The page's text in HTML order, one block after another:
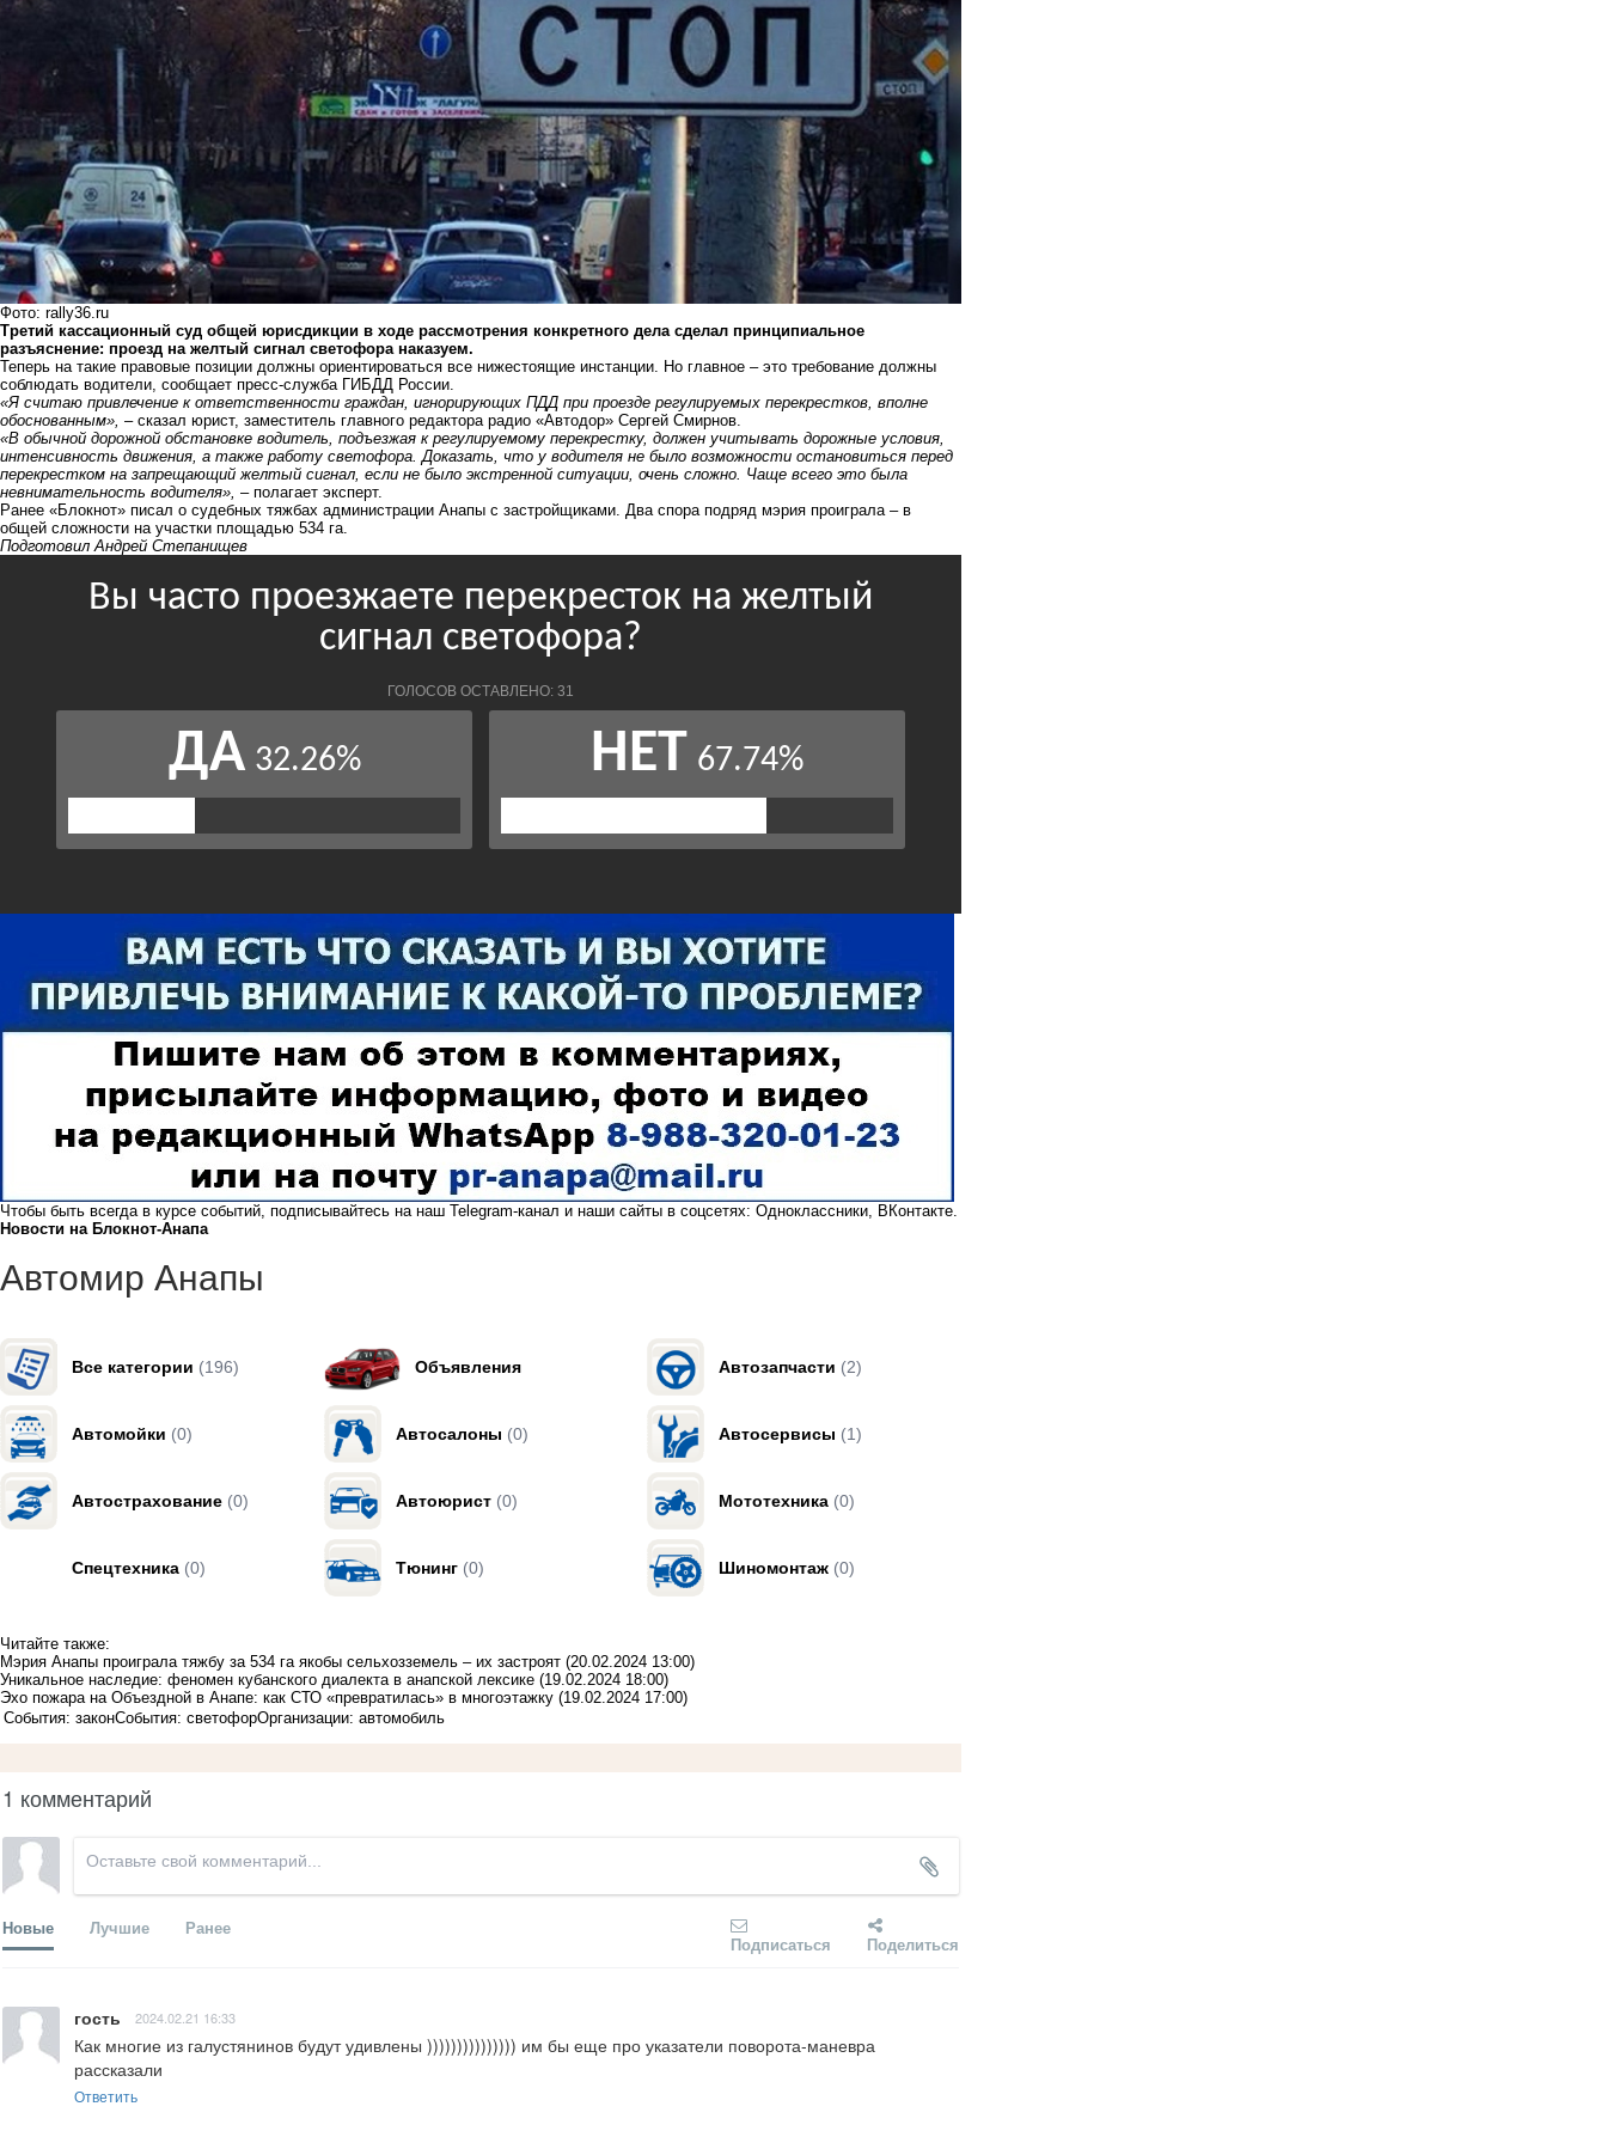
Фото: rally36.ru
Третий кассационный суд общей юрисдикции в ходе рассмотрения конкретного дела сделал принципиальное
разъяснение: проезд на желтый сигнал светофора наказуем.
Теперь на такие правовые позиции должны ориентироваться все нижестоящие инстанции. Но главное – это требование должны
соблюдать водители, сообщает пресс-служба ГИБДД России.
«Я считаю привлечение к ответственности граждан, игнорирующих ПДД при проезде регулируемых перекрестков, вполне
обоснованным», – сказал юрист, заместитель главного редактора радио «Автодор» Сергей Смирнов.
«В обычной дорожной обстановке водитель, подъезжая к регулируемому перекрестку, должен учитывать дорожные условия,
интенсивность движения, а также работу светофора. Доказать, что у водителя не было возможности остановиться перед
перекрестком на запрещающий желтый сигнал, если не было экстренной ситуации, очень сложно. Чаще всего это была
невнимательность водителя», – полагает эксперт.
Ранее «Блокнот» писал о судебных тяжбах администрации Анапы с застройщиками. Два спора подряд мэрия проиграла – в
общей сложности на участки площадью 534 га.
Подготовил Андрей Степанищев
Чтобы быть всегда в курсе событий, подписывайтесь на наш Telegram-канал и наши сайты в соцсетях: Одноклассники, ВКонтакте
Новости на Блoкнoт-Анапа
Автомир Анапы
Все категории (196) Объявления Автозапчасти (2)
Автомойки (0) Автосалоны (0) Автосервисы (1)
Автострахование (0) Автоюрист (0) Мототехника (0)
Спецтехника (0) Тюнинг (0) Шиномонтаж (0)
Читайте также:
Мэрия Анапы проиграла тяжбу за 534 га якобы сельхозземель – их застроят (20.02.2024 13:00)
Уникальное наследие: феномен кубанского диалекта в анапской лексике (19.02.2024 18:00)
Эхо пожара на Объездной в Анапе: как СТО «превратилась» в многоэтажку (19.02.2024 17:00)
События: законСобытия: светофорОрганизации: автомобиль
1 комментарий
Новые Лучшие Ранее
Подписаться Поделиться
гость 2024.02.21 16:33
Как многие из галустянинов будут удивлены ))))))))))))))) им бы еще про указатели поворота-маневра
рассказали
Ответить